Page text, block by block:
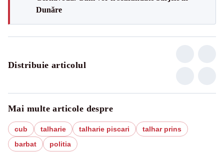
Dunăre
Distribuie articolul
Mai multe articole despre
cub talharie talharie piscari
talhar prins
barbat
politia